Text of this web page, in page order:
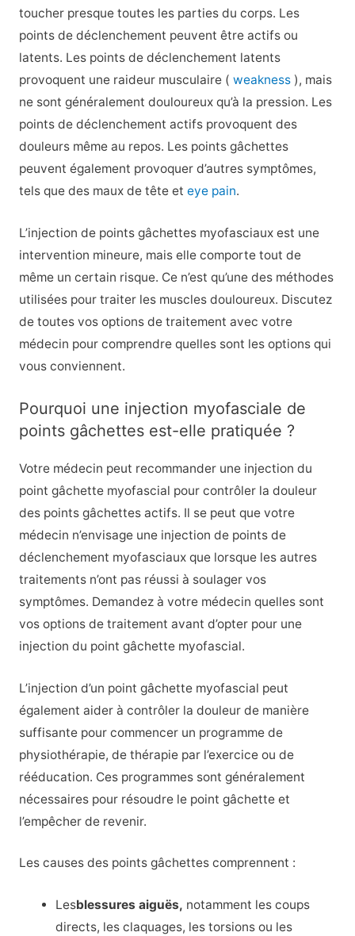
toucher presque toutes les parties du corps. Les
points de déclenchement peuvent être actifs ou
latents. Les points de déclenchement latents
provoquent une raideur musculaire ( weakness), mais
ne sont généralement douloureux qu’à la pression. Les
points de déclenchement actifs provoquent des
douleurs même au repos. Les points gâchettes
peuvent également provoquer d’autres symptômes,
tels que des maux de tête et eye pain.
L’injection de points gâchettes myofasciaux est une
intervention mineure, mais elle comporte tout de
même un certain risque. Ce n’est qu’une des méthodes
utilisées pour traiter les muscles douloureux. Discutez
de toutes vos options de traitement avec votre
médecin pour comprendre quelles sont les options qui
vous conviennent.
Pourquoi une injection myofasciale de
points gâchettes est-elle pratiquée ?
Votre médecin peut recommander une injection du
point gâchette myofascial pour contrôler la douleur
des points gâchettes actifs. Il se peut que votre
médecin n’envisage une injection de points de
déclenchement myofasciaux que lorsque les autres
traitements n’ont pas réussi à soulager vos
symptômes. Demandez à votre médecin quelles sont
vos options de traitement avant d’opter pour une
injection du point gâchette myofascial.
L’injection d’un point gâchette myofascial peut
également aider à contrôler la douleur de manière
suffisante pour commencer un programme de
physiothérapie, de thérapie par l’exercice ou de
rééducation. Ces programmes sont généralement
nécessaires pour résoudre le point gâchette et
l’empêcher de revenir.
Les causes des points gâchettes comprennent :
Lesblessures aiguës, notamment les coups
directs, les claquages, les torsions ou les